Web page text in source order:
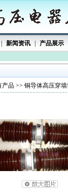
新闻资讯 产品展示
产品 >> 铜导体高压穿